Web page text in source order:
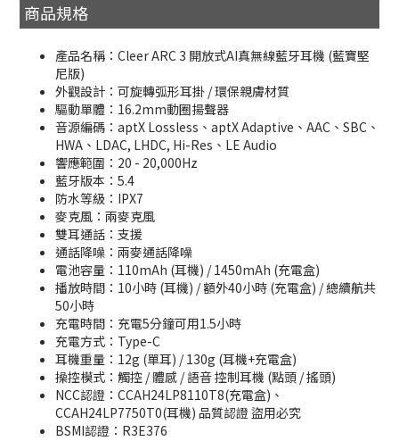
商品規格
產品名稱：Cleer ARC 3 開放式AI真無線藍牙耳機 (藍寶堅
尼版)
外觀設計：可旋轉弧形耳掛 / 環保親膚材質
驅動單體：16.2mm動圈揚聲器
音源編碼：aptX Lossless、aptX Adaptive、AAC、SBC、
HWA、LDAC, LHDC, Hi-Res、LE Audio
響應範圍：20 - 20,000Hz
藍牙版本：5.4
防水等級：IPX7
麥克風：兩麥克風
雙耳通話：支援
通話降噪：兩麥通話降噪
電池容量：110mAh (耳機) / 1450mAh (充電盒)
播放時間：10小時 (耳機) / 額外40小時 (充電盒) / 總續航共
50小時
充電時間：充電5分鐘可用1.5小時
充電方式：Type-C
耳機重量：12g (單耳) / 130g (耳機+充電盒)
操控模式：觸控 / 體感 / 語音 控制耳機 (點頭 / 搖頭)
NCC認證：CCAH24LP8110T8(充電盒)、
CCAH24LP7750T0(耳機) 品質認證 盜用必究
BSMI認證：R3E376